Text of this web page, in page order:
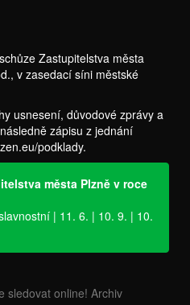
Zastupitelstva města
v zasedací síni městské
usnesení, důvodové zprávy a
zápisu z jednání
podklady.
města Plzně v roce
| 11. 6. | 10. 9. | 10.
sledovat online! Archiv